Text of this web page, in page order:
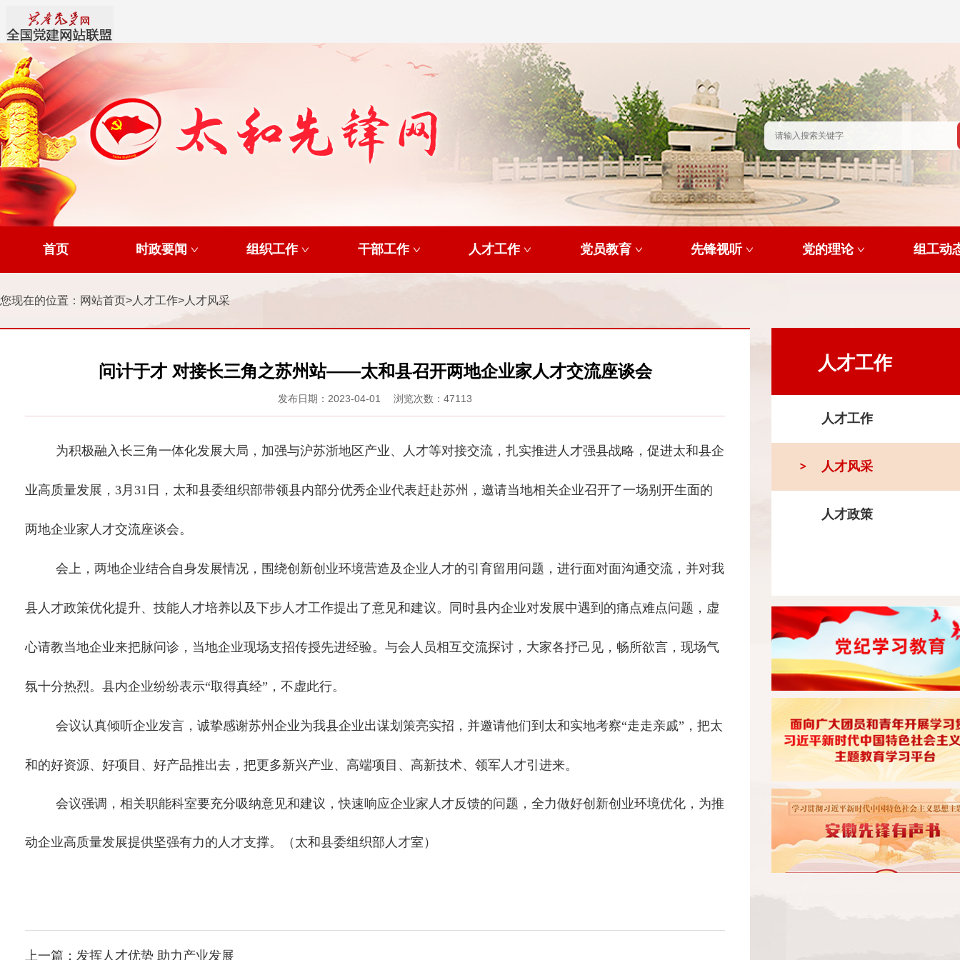
首页 时政要闻 组织工作 干部工作 人才工作 党员教育 先锋视听 党的理论 组工动
您现在的位置： 网站首页> 人才工作> 人才风采
人才工作
人才工作
人才风采
人才政策
问计于才 对接长三角之苏州站——太和县召开两地企业家人才交流座谈会
发布日期：2023-04-01 浏览次数：47113
为积极融入长三角一体化发展大局，加强与沪苏浙地区产业、人才等对接交流，扎实推进人才强县战略，促进太和县企
业高质量发展， 3月31日，太和县委组织部带领县内部分优秀企业代表赶赴苏州，邀请当地相关企业召开了一场别开生面的
两地企业家人才交流座谈会。
会上，两地企业结合自身发展情况，围绕创新创业环境营造及企业人才的引育留用问题，进行面对面沟通交流，并对我
县人才政策优化提升、技能人才培养以及下步人才工作提出了意见和建议。同时县内企业对发展中遇到的痛点难点问题，虚
心请教当地企业来把脉问诊，当地企业现场支招传授先进经验。与会人员相互交流探讨，大家各抒己见，畅所欲言，现场气
氛十分热烈。县内企业纷纷表示“取得真经”，不虚此行。
会议认真倾听企业发言，诚挚感谢苏州企业为我县企业出谋划策亮实招，并邀请他们到太和实地考察“走走亲戚”，把太
和的好资源、好项目、好产品推出去，把更多新兴产业、高端项目、高新技术、领军人才引进来。
会议强调， 相关职能科室要充分吸纳意见和建议，快速响应企业家 人才反馈的问题，全力做好创新创业环境优化，为推
动企业高质量发展提供坚强有力的人才支撑。 （太和县委组织部人才室）
上一篇： 发挥人才优势 助力产业发展